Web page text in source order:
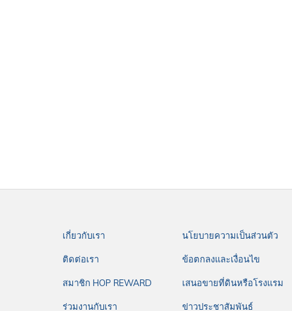
เกี่ยวกับเรา นโยบายความเป็นส่วนตัว
ติดต่อเรา ข้อตกลงและเงื่อนไข
สมาชิก HOP REWARD เสนอขายที่ดินหรือโรงแรม
ร่วมงานกับเรา ข่าวประชาสัมพันธ์